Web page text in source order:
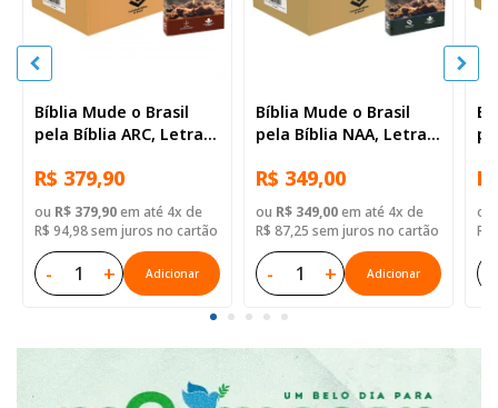
Bíblia Mude o Brasil
pela Bíblia ARC, Letra
— 52 Biblias
R$ 379,90
ou R$ 379,90em até 4x de
R$ 94,98 sem juros no cartão
- + Adicionar
Bíblia Mude o Brasil
pela Bíblia NAA, Letra
— Mude Brasil
R$ 349,00
ou R$ 349,00em até 4x de
R$ 87,25 sem juros no cartão
- + Adicionar
—
ou
R$